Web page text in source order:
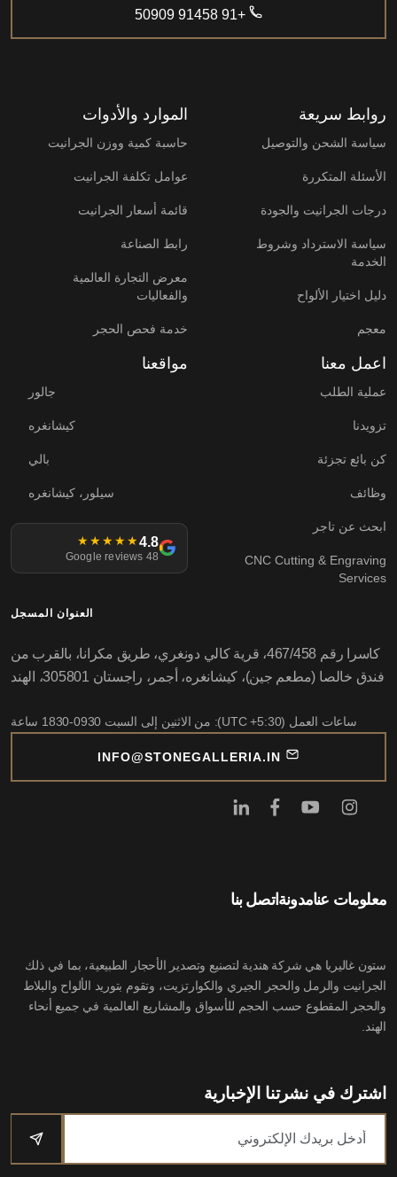
+91 91458 50909
روابط سريعة
سياسة الشحن والتوصيل
الأسئلة المتكررة
درجات الجرانيت والجودة
سياسة الاسترداد وشروط
الخدمة
دليل اختيار الألواح
معجم
الموارد والأدوات
حاسبة كمية ووزن الجرانيت
عوامل تكلفة الجرانيت
قائمة أسعار الجرانيت
رابط الصناعة
معرض التجارة العالمية
والفعاليات
خدمة فحص الحجر
اعمل معنا
عملية الطلب
تزويدنا
كن بائع تجزئة
وظائف
ابحث عن تاجر
CNC Cutting & Engraving
Services
مواقعنا
جالور
كيشانغره
بالي
سيلور، كيشانغره
4.8
★★★★★
48 Google reviews
معلومات عنامدونة اتصل بنا
ستون غاليريا هي شركة هندية لتصنيع وتصدير الأحجار الطبيعية، بما في ذلك
الجرانيت والرمل والحجر الجيري والكوارتزيت، وتقوم بتوريد الألواح والبلاط
والحجر المقطوع حسب الحجم للأسواق والمشاريع العالمية في جميع أنحاء
الهند.
اشترك في نشرتنا الإخبارية
العنوان المسجل
كاسرا رقم 467/458، قرية كالي دونغري، طريق مكرانا، بالقرب من
فندق خالصا (مطعم جين)، كيشانغره، أجمر، راجستان 305801، الهند
ساعات العمل (UTC +5:30): من الاثنين إلى السبت 0930-1830 ساعة
INFO@STONEGALLERIA.IN